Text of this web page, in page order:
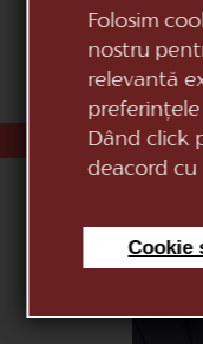
Folosim
nostru
relevantă
preferințele
Dând click
deacord cu
Cookie